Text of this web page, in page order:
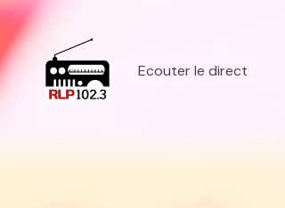
Ecouter le direct